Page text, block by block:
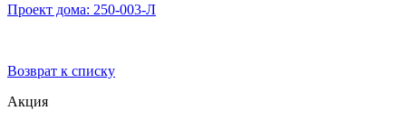
Проект дома: 250-003-Л
Возврат к списку
Акция